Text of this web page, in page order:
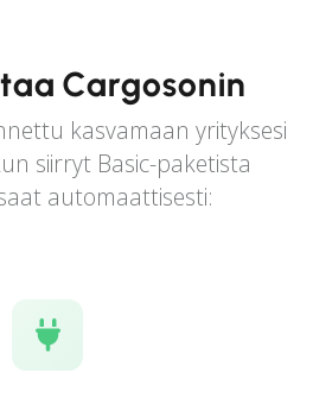
Cargosonin
kasvamaan yrityksesi
siirryt Basic-paketista
automaattisesti: